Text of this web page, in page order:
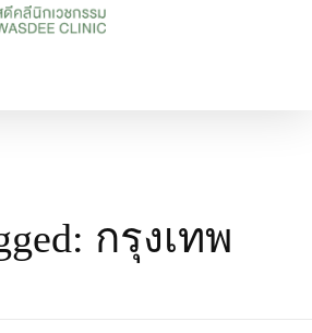
กรุงเทพ